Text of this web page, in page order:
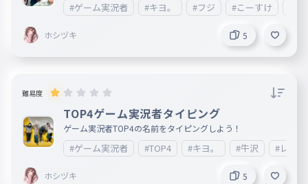
#ゲーム実況者 #キヨ。 #フジ #こーすけ
ホシヅキ 5
難易度
TOP4ゲーム実況者タイピング
ゲーム実況者TOP4の名前をタイピングしよう！
#ゲーム実況者 #TOP4 #キヨ。 #牛沢 #レト
ホシヅキ 5